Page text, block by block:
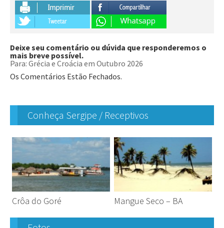
Deixe seu comentário ou dúvida que responderemos o
mais breve possível.
Para: Grécia e Croácia em Outubro 2026
Os Comentários Estão Fechados.
Conheça Sergipe / Receptivos
Crôa do Goré Mangue Seco – BA